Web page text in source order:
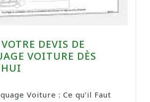
DEVIS DE
VOITURE DÈS
Voiture : Ce qu’il Faut